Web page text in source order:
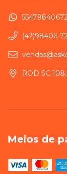
(47)98406-
ROD SC
Meios de